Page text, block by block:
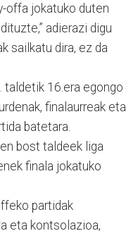
offa jokatuko duten
adierazi digu
sailkatu dira, ez da
taldetik 16.era egongo
finalaurreak eta
batetara.
bost taldeek liga
finala jokatuko
partidak
eta kontsolazioa,